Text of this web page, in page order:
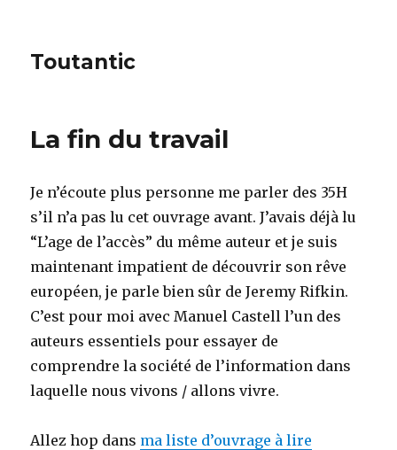
Toutantic
La fin du travail
Je n’écoute plus personne me parler des 35H
s’il n’a pas lu cet ouvrage avant. J’avais déjà lu
“L’age de l’accès” du même auteur et je suis
maintenant impatient de découvrir son rêve
européen, je parle bien sûr de Jeremy Rifkin.
C’est pour moi avec Manuel Castell l’un des
auteurs essentiels pour essayer de
comprendre la société de l’information dans
laquelle nous vivons / allons vivre.
Allez hop dans ma liste d’ouvrage à lire